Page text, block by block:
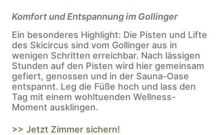
Komfort und Entspannung im Gollinger
Ein besonderes Highlight: Die Pisten und Lifte
des Skicircus sind vom Gollinger aus in
wenigen Schritten erreichbar. Nach lässigen
Stunden auf den Pisten wird hier gemeinsam
gefiert, genossen und in der Sauna-Oase
entspannt. Leg die Füße hoch und lass den
Tag mit einem wohltuenden Wellness-
Moment ausklingen.
>> Jetzt Zimmer sichern!